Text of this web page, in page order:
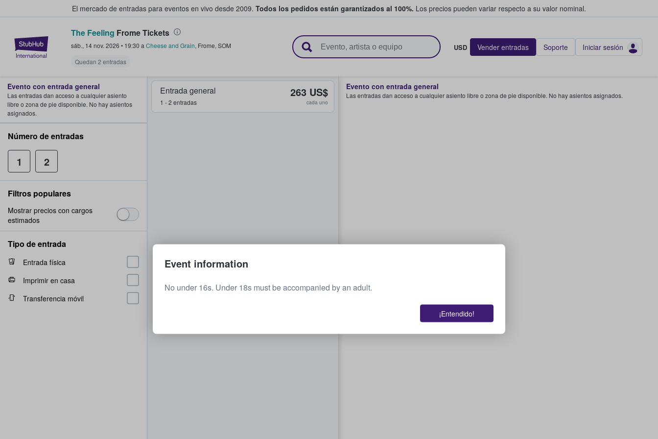
El mercado de entradas para eventos en vivo desde 2009. Todos los pedidos están garantizados al 100%. Los precios pueden variar respecto a su valor nominal.
StubHub: compra y venta de entradas entre fans
The Feeling Frome Tickets
sáb., 14 nov. 2026 • 19:30 a Cheese and Grain, Frome, SOM
Quedan 2 entradas
USD Vender entradas Soporte Iniciar sesión
Entrada general
1 - 2 entradas
263 US$
cada uno
Evento con entrada general
Las entradas dan acceso a cualquier asiento libre o zona de pie disponible. No hay asientos asignados.
Evento con entrada general
Las entradas dan acceso a cualquier asiento
libre o zona de pie disponible. No hay asientos
asignados.
Número de entradas
1 2
Filtros populares
Mostrar precios con cargos
estimados
Tipo de entrada
Entrada física
Imprimir en casa
Transferencia móvil
Event information
No under 16s. Under 18s must be accompanied by an adult.
¡Entendido!